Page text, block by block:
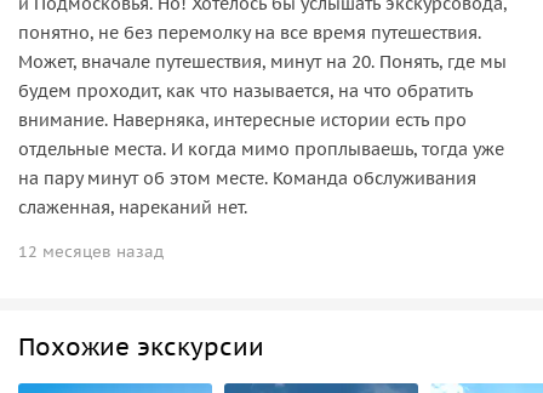
понятно, не без перемолку на все время путешествия.
Может, вначале путешествия, минут на 20. Понять, где мы
будем проходит, как что называется, на что обратить
внимание. Наверняка, интересные истории есть про
отдельные места. И когда мимо проплываешь, тогда уже
на пару минут об этом месте. Команда обслуживания
слаженная, нареканий нет.
12 месяцев назад
Похожие экскурсии